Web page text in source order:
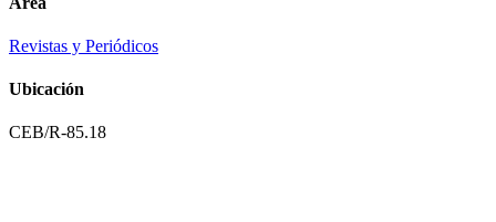
Revistas y Periódicos
Ubicación
CEB/R-85.18